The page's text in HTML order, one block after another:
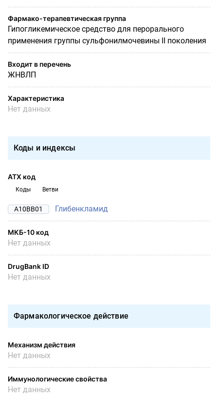
Фармако-терапевтическая группа
Гипогликемическое средство для перорального
применения группы сульфонилмочевины II поколения
Входит в перечень
ЖНВЛП
Характеристика
Нет данных
Коды и индексы
АТХ код
Коды Ветви
A10BB01 Глибенкламид
МКБ-10 код
Нет данных
DrugBank ID
Нет данных
Фармакологическое действие
Механизм действия
Нет данных
Иммунологические свойства
Нет данных